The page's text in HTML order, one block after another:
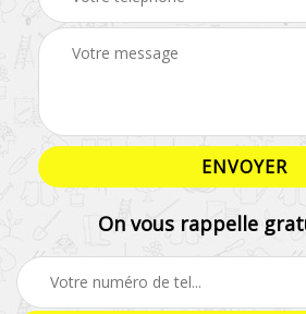
On vous rappelle